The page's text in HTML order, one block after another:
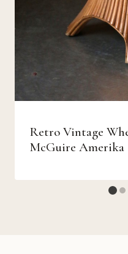
Retro Vintage
McGuire Amerika